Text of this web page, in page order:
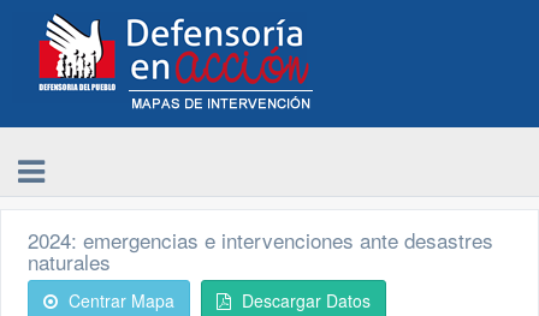
2024: emergencias e intervenciones ante desastres
naturales
Centrar Mapa Descargar Datos